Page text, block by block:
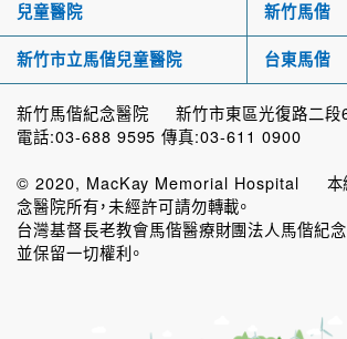
兒童醫院 新竹馬偕
新竹市立馬偕兒童醫院 台東馬偕
新竹馬偕紀念醫院 新竹市東區光復路二段
電話:03-688 9595 傳真:03-611 0900
© 2020, MacKay Memorial Hospital 本
念醫院所有，未經許可請勿轉載。
台灣基督長老教會馬偕醫療財團法人馬偕紀
並保留一切權利。